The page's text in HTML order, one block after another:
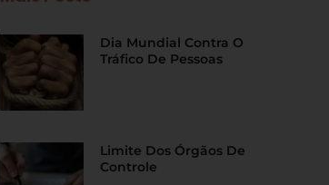
Dia Mundial Contra O
Tráfico De Pessoas
Limite Dos Órgãos De
Controle